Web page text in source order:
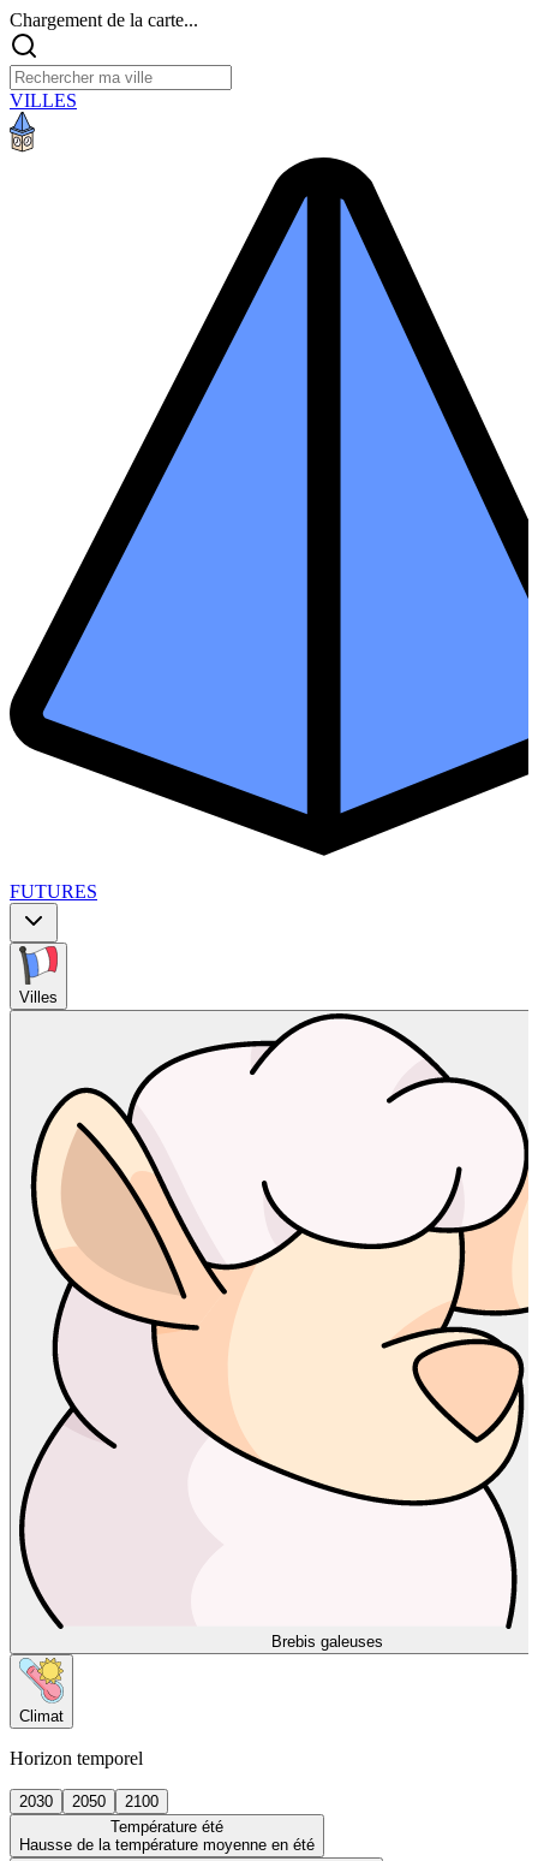
Chargement de la carte...
VILLES
FUTURES
Villes
Brebis galeuses
Climat
Horizon temporel
2030 2050
2100
Température été
Hausse de la température moyenne en été